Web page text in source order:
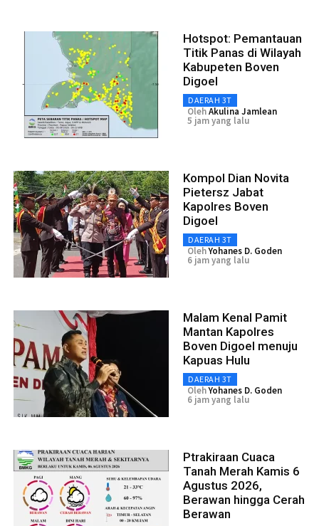
Hotspot: Pemantauan
Titik Panas di Wilayah
Kabupeten Boven
Digoel
DAERAH 3T
OlehAkulina Jamlean
5 jam yang lalu
Kompol Dian Novita
Pietersz Jabat
Kapolres Boven
Digoel
DAERAH 3T
OlehYohanes D. Goden
6 jam yang lalu
Malam Kenal Pamit
Mantan Kapolres
Boven Digoel menuju
Kapuas Hulu
DAERAH 3T
OlehYohanes D. Goden
6 jam yang lalu
Ptrakiraan Cuaca
Tanah Merah Kamis 6
Agustus 2026,
Berawan hingga Cerah
Berawan